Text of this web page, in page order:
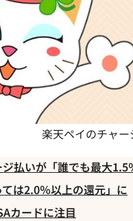
楽天ペイのチャ
払いが「誰でも最大1.5
ては2.0％以上の還元」に
カードに注目